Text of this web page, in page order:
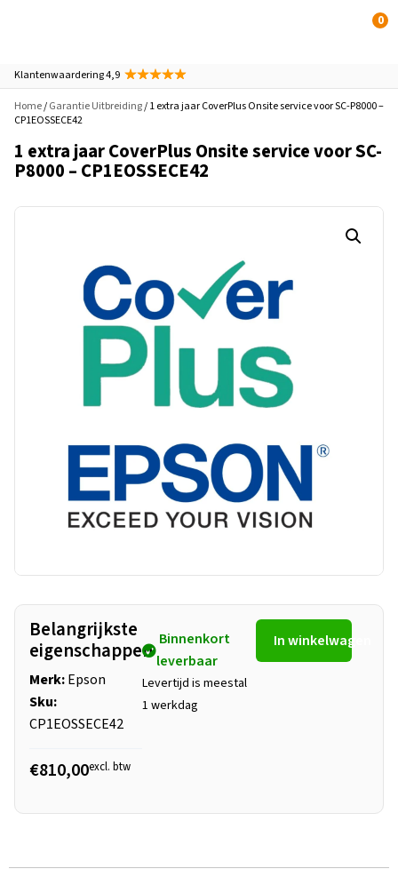
0
Klantenwaardering 4,9
Home/Garantie Uitbreiding/ 1 extra jaar CoverPlus Onsite service voor SC-P8000 –
CP1EOSSECE42
1 extra jaar CoverPlus Onsite service voor SC-
P8000 – CP1EOSSECE42
Belangrijkste
eigenschappen
Merk:Epson
Sku:
CP1EOSSECE42
€810,00excl. btw
Binnenkort
leverbaar
Levertijd is meestal
1 werkdag
In winkelwagen